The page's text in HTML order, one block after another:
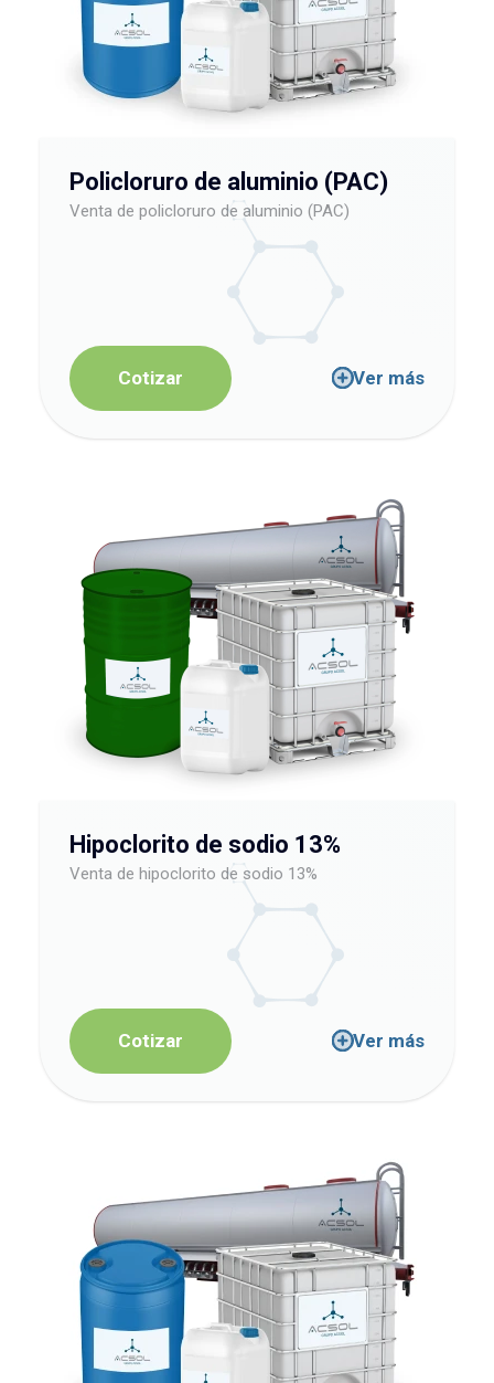
Policloruro de aluminio (PAC)
Venta de policloruro de aluminio (PAC)
Cotizar Ver más
Hipoclorito de sodio 13%
Venta de hipoclorito de sodio 13%
Cotizar Ver más